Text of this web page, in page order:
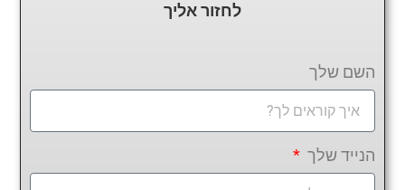
לחזוראליך
השם שלך
הנייד שלך